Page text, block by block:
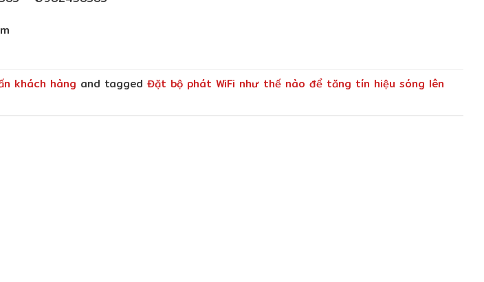
khách hàng and tagged Đặt bộ phát WiFi như thế nào để tăng tín hiệu sóng lên